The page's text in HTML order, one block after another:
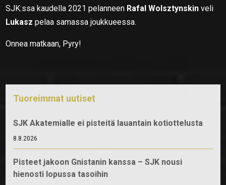
SJK:ssa kaudella 2021 pelanneen Rafal Wolsztynskin veli
Lukasz pelaa samassa joukkueessa.
Onnea matkaan, Pyry!
Tuoreimmat uutiset
SJK Akatemialle ei pisteitä lauantain kotiottelusta
8.8.2026
Pisteet jakoon Gnistanin kanssa – SJK nousi
hienosti lopussa tasoihin